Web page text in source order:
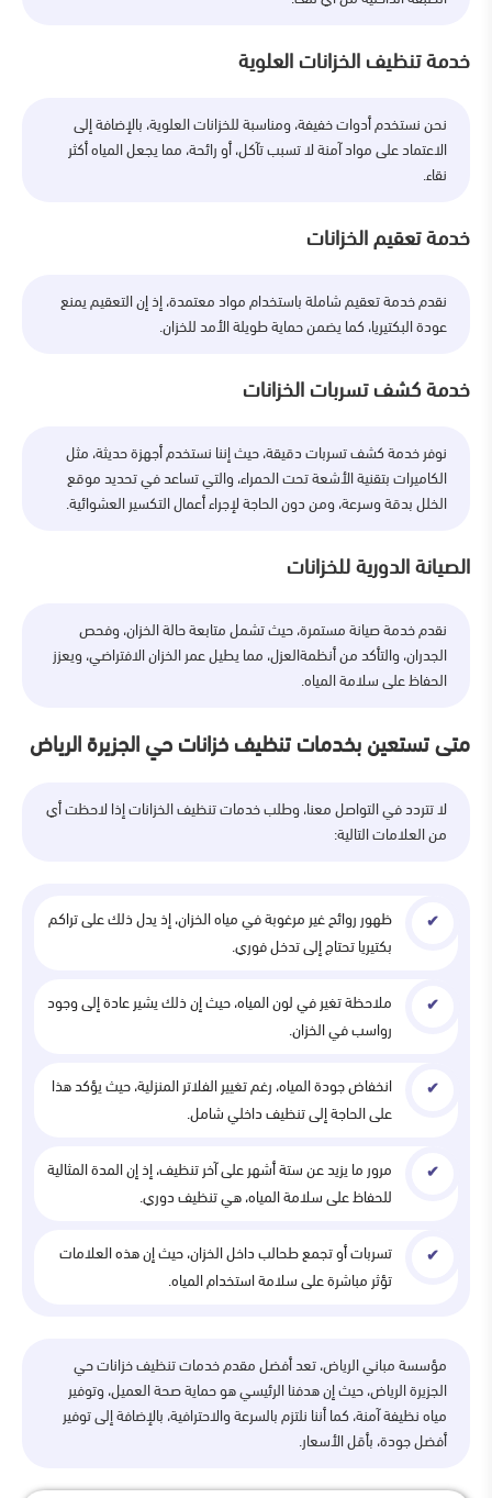
خدمة تنظيف الخزانات العلوية
نحن نستخدم أدوات خفيفة، ومناسبة للخزانات العلوية، بالإضافة إلى
الاعتماد على مواد آمنة لا تسبب تآكل، أو رائحة، مما يجعل المياه أكثر
نقاء.
خدمة تعقيم الخزانات
نقدم خدمة تعقيم شاملة باستخدام مواد معتمدة، إذ إن التعقيم يمنع
عودة البكتيريا، كما يضمن حماية طويلة الأمد للخزان.
خدمة كشف تسربات الخزانات
نوفر خدمة كشف تسربات دقيقة، حيث إننا نستخدم أجهزة حديثة، مثل
الكاميرات بتقنية الأشعة تحت الحمراء، والتي تساعد في تحديد موقع
الخلل بدقة وسرعة، ومن دون الحاجة لإجراء أعمال التكسير العشوائية.
الصيانة الدورية للخزانات
نقدم خدمة صيانة مستمرة، حيث تشمل متابعة حالة الخزان، وفحص
الجدران، والتأكد من أنظمةالعزل، مما يطيل عمر الخزان الافتراضي، ويعزز
الحفاظ على سلامة المياه.
متى تستعين بخدمات تنظيف خزانات حي الجزيرة الرياض
لا تتردد في التواصل معنا، وطلب خدمات تنظيف الخزانات إذا لاحظت أي
من العلامات التالية:
ظهور روائح غير مرغوبة في مياه الخزان، إذ يدل ذلك على تراكم
بكتيريا تحتاج إلى تدخل فوري.
ملاحظة تغير في لون المياه، حيث إن ذلك يشير عادة إلى وجود
رواسب في الخزان.
انخفاض جودة المياه، رغم تغيير الفلاتر المنزلية، حيث يؤكد هذا
على الحاجة إلى تنظيف داخلي شامل.
مرور ما يزيد عن ستة أشهر على آخر تنظيف، إذ إن المدة المثالية
للحفاظ على سلامة المياه، هي تنظيف دوري.
تسربات أو تجمع طحالب داخل الخزان، حيث إن هذه العلامات
تؤثر مباشرة على سلامة استخدام المياه.
مؤسسة مباني الرياض، تعد أفضل مقدم خدمات تنظيف خزانات حي
الجزيرة الرياض، حيث إن هدفنا الرئيسي هو حماية صحة العميل، وتوفير
مياه نظيفة آمنة، كما أننا نلتزم بالسرعة والاحترافية، بالإضافة إلى توفير
أفضل جودة، بأقل الأسعار.